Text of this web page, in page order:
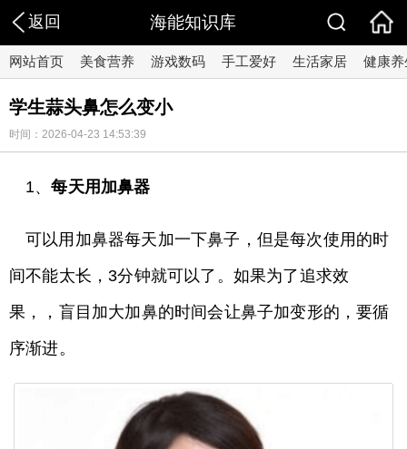
返回 海能知识库
网站首页 美食营养 游戏数码 手工爱好 生活家居 健康养
学生蒜头鼻怎么变小
时间：2026-04-23 14:53:39
1、每天用加鼻器
可以用加鼻器每天加一下鼻子，但是每次使用的时
间不能太长，3分钟就可以了。如果为了追求效
果，，盲目加大加鼻的时间会让鼻子加变形的，要循
序渐进。